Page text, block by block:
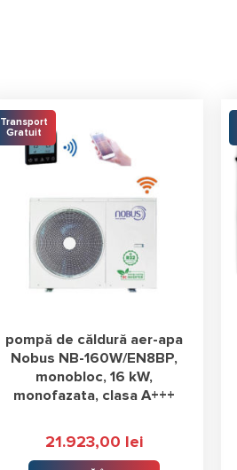
Transport
Gratuit
pompă de căldură aer-apa
Nobus NB-160W/EN8BP,
monobloc, 16 kW,
monofazata, clasa A+++
21.923,00 lei